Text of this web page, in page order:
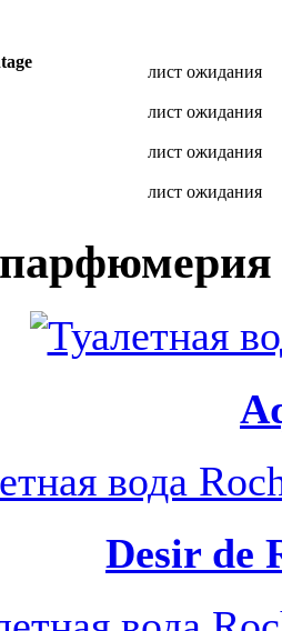
лист ожидания
лист ожидания
лист ожидания
лист ожидания
Desir de